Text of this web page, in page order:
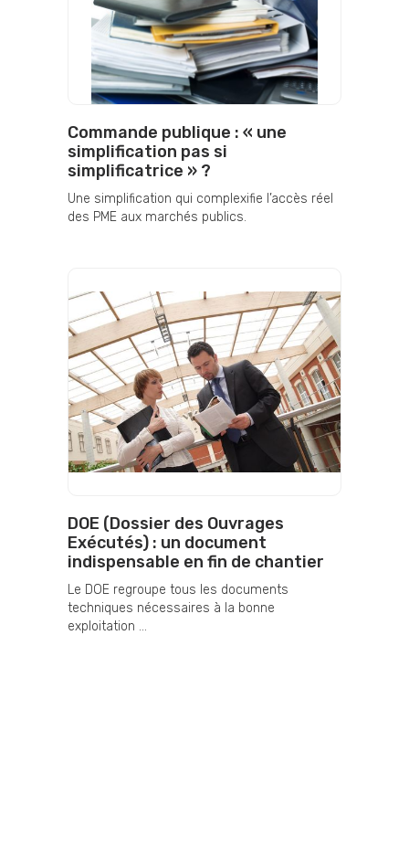
Commande publique : « une
simplification pas si
simplificatrice » ?
Une simplification qui complexifie l’accès réel
des PME aux marchés publics.
DOE (Dossier des Ouvrages
Exécutés) : un document
indispensable en fin de chantier
Le DOE regroupe tous les documents
techniques nécessaires à la bonne
exploitation ...